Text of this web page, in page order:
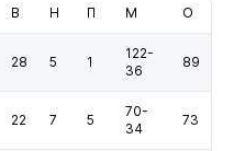
В Н П М О
28 5 1
122-
36
89
22 7 5
70-
34
73